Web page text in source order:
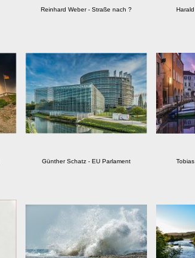
Reinhard Weber - Straße nach ?
Günther Schatz - EU Parlament